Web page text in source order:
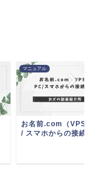
マニュアル
お名前.com（VPS
/ スマホからの接続